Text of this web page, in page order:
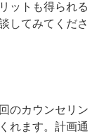
ットも得られる
してみてくださ
のカウンセリン
れます。計画通